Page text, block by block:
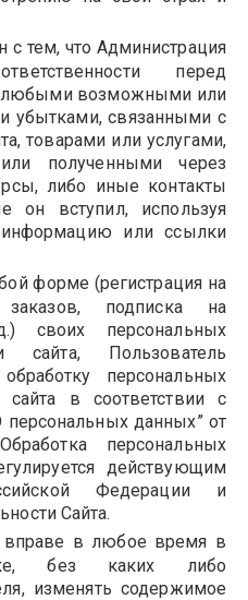
с тем, что Администрация
перед
любыми возможными или
убытками, связанными с
товарами или услугами,
полученными через
либо иные контакты
он вступил, используя
или ссылки
форме (регистрация на
заказов, подписка на
своих персональных
сайта, Пользователь
персональных
в соответствии с
данных” от
персональных
действующим
Федерации и
Сайта.
вправе в любое время в
без каких либо
изменять содержимое